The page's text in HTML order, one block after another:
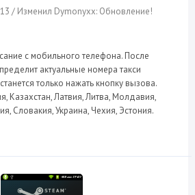
/ Изменил Dymonyxx: Обновление!
с мобильного телефона. После
актуальные номера такси
только нажать кнопку вызова.
Казахстан, Латвия, Литва, Молдавия,
Словакия, Украина, Чехия, Эстония.